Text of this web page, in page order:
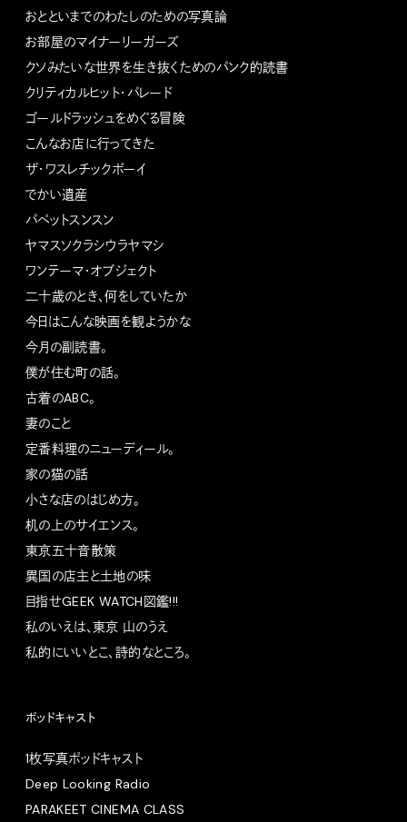
おとといまでのわたしのための写真論
お部屋のマイナーリーガーズ
クソみたいな世界を生き抜くためのパンク的読書
クリティカルヒット・パレード
ゴールドラッシュをめぐる冒険
こんなお店に行ってきた
ザ・ワスレチックボーイ
でかい遺産
パペットスンスン
ヤマスソクラシウラヤマシ
ワンテーマ・オブジェクト
二十歳のとき、何をしていたか
今日はこんな映画を観ようかな
今月の副読書。
僕が住む町の話。
古着のABC。
妻のこと
定番料理のニューディール。
家の猫の話
小さな店のはじめ方。
机の上のサイエンス。
東京五十音散策
異国の店主と土地の味
目指せGEEK WATCH図鑑!!!
私のいえは、東京 山のうえ
私的にいいとこ、詩的なところ。
ポッドキャスト
1枚写真ポッドキャスト
Deep Looking Radio
PARAKEET CINEMA CLASS